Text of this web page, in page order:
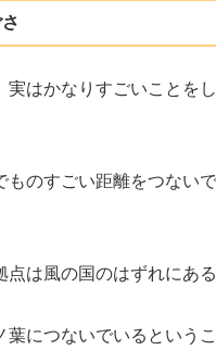
実はかなりすごいことを
ものすごい距離をつない
点は風の国のはずれにあ
葉につないでいるという